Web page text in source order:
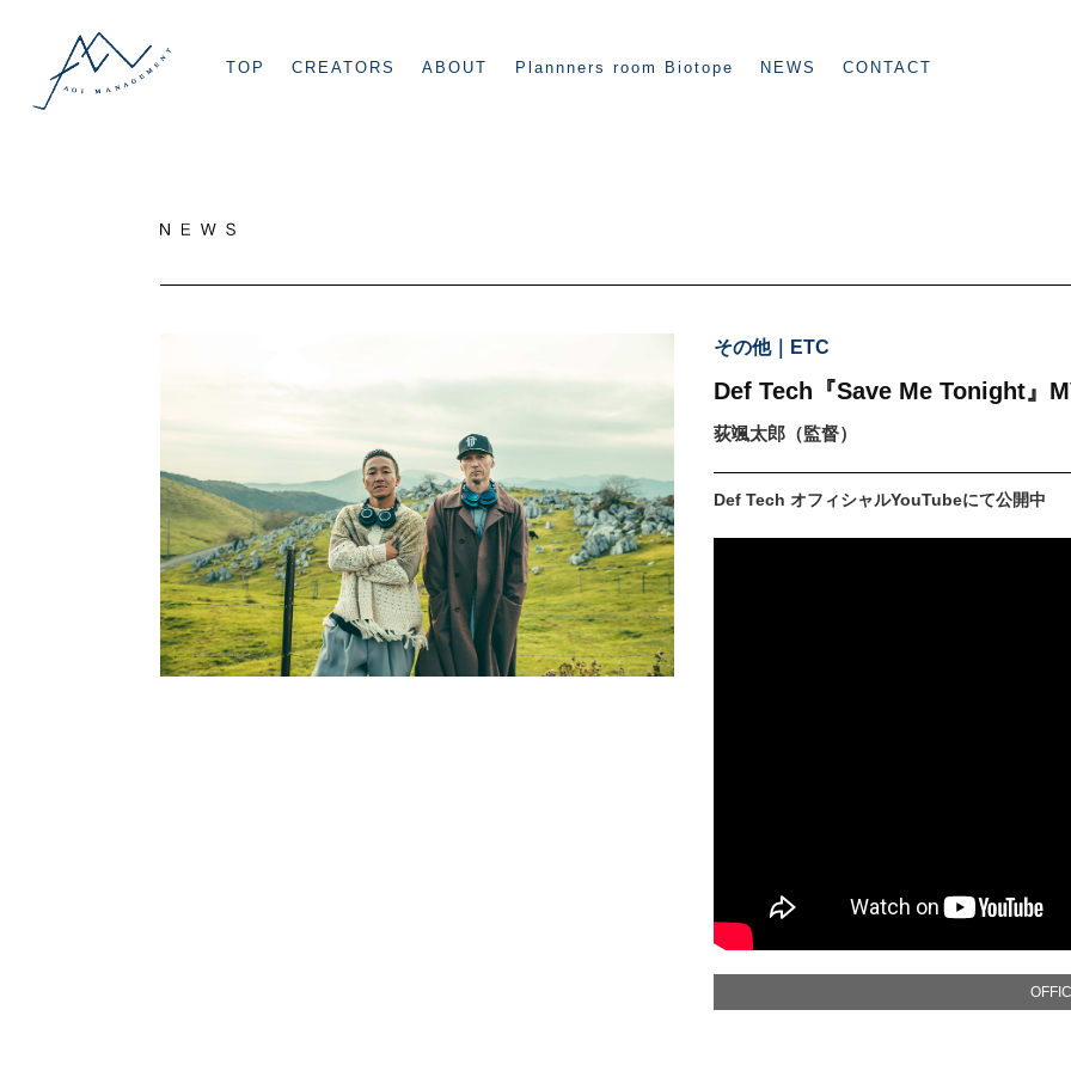
TOP CREATORS ABOUT Plannners room Biotope NEWS CONTACT
その他｜ETC
Def Tech『Save Me Tonight』
荻颯太郎（監督）
Def Tech オフィシャルYouTubeにて公開中